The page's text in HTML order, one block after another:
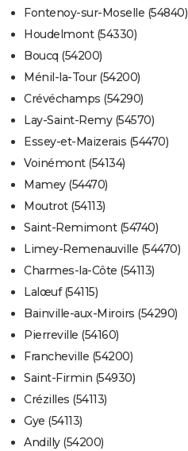
Fontenoy-sur-Moselle (54840)
Houdelmont (54330)
Boucq (54200)
Ménil-la-Tour (54200)
Crévéchamps (54290)
Lay-Saint-Remy (54570)
Essey-et-Maizerais (54470)
Voinémont (54134)
Mamey (54470)
Moutrot (54113)
Saint-Remimont (54740)
Limey-Remenauville (54470)
Charmes-la-Côte (54113)
Lalœuf (54115)
Bainville-aux-Miroirs (54290)
Pierreville (54160)
Francheville (54200)
Saint-Firmin (54930)
Crézilles (54113)
Gye (54113)
Andilly (54200)